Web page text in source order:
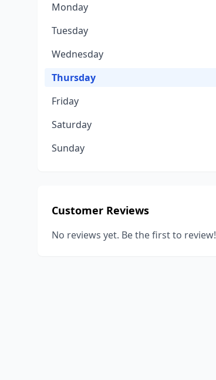
Monday
Tuesday
Wednesday
Thursday
Friday
Saturday
Sunday
Customer Reviews
No reviews yet. Be the first to review!